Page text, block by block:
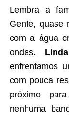
Lembra a
Gente, quase
com a água
ondas.
enfrentamos
com pouca
próximo
nenhuma